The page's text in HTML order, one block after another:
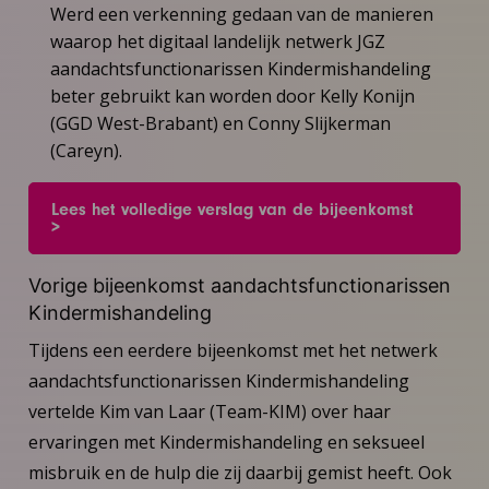
Werd een verkenning gedaan van de manieren
waarop het digitaal landelijk netwerk JGZ
aandachtsfunctionarissen Kindermishandeling
beter gebruikt kan worden door Kelly Konijn
(GGD West-Brabant) en Conny Slijkerman
(Careyn).
Lees het volledige verslag van de bijeenkomst
>
Vorige bijeenkomst aandachtsfunctionarissen
Kindermishandeling
Tijdens een eerdere bijeenkomst met het netwerk
aandachtsfunctionarissen Kindermishandeling
vertelde Kim van Laar (Team-KIM) over haar
ervaringen met Kindermishandeling en seksueel
misbruik en de hulp die zij daarbij gemist heeft. Ook